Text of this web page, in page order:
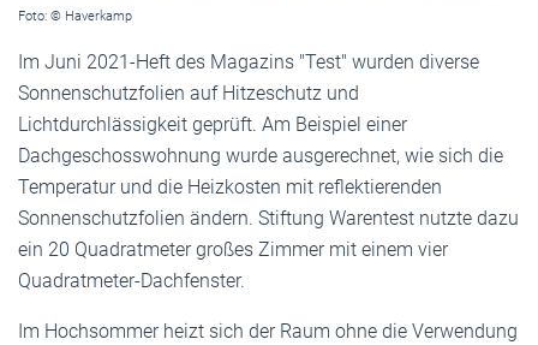
Foto: © Haverkamp
Im Juni 2021-Heft des Magazins "Test" wurden diverse
Sonnenschutzfolien auf Hitzeschutz und
Lichtdurchlässigkeit geprüft. Am Beispiel einer
Dachgeschosswohnung wurde ausgerechnet, wie sich die
Temperatur und die Heizkosten mit reflektierenden
Sonnenschutzfolien ändern. Stiftung Warentest nutzte dazu
ein 20 Quadratmeter großes Zimmer mit einem vier
Quadratmeter-Dachfenster.
Im Hochsommer heizt sich der Raum ohne die Verwendung